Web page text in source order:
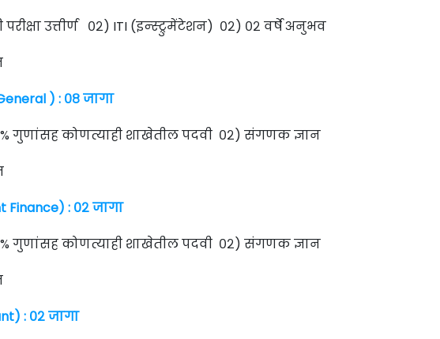
परीक्षा उत्तीर्ण ०२) ITI (इन्स्ट्रुमेंटेशन) ०२) ०२ वर्षे अनुभव
) : ०८ जागा
गुणांसह कोणत्याही शाखेतील पदवी ०२) संगणक ज्ञान
: ०२ जागा
गुणांसह कोणत्याही शाखेतील पदवी ०२) संगणक ज्ञान
: ०२ जागा